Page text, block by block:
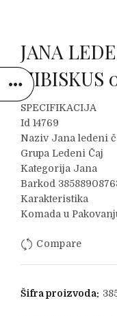
JANA
HIBISKUS
SPECIFIKACIJA
Id 14769
Naziv Jana ledeni
Grupa Ledeni Čaj
Kategorija Jana
Barkod
Karakteristika
Komada u
Compare
Šifra proizvoda: